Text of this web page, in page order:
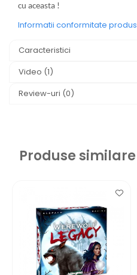
cu aceasta !
Informatii conformitate produs
Caracteristici
Video (1)
Review-uri (0)
Produse similare